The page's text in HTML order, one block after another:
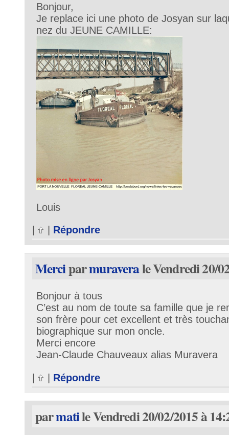
Bonjour,
Je replace ici une photo de Josyan sur
nez du JEUNE CAMILLE:
Louis
Répondre
Merciparmuraverale Vendredi 20/
Bonjour à tous
C’est au nom de toute sa famille que je
son frère pour cet excellent et très
biographique sur mon oncle.
Merci encore
Jean-Claude Chauveaux alias Muravera
Répondre
parmatile Vendredi 20/02/2015 à